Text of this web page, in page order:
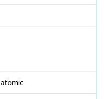
atomic